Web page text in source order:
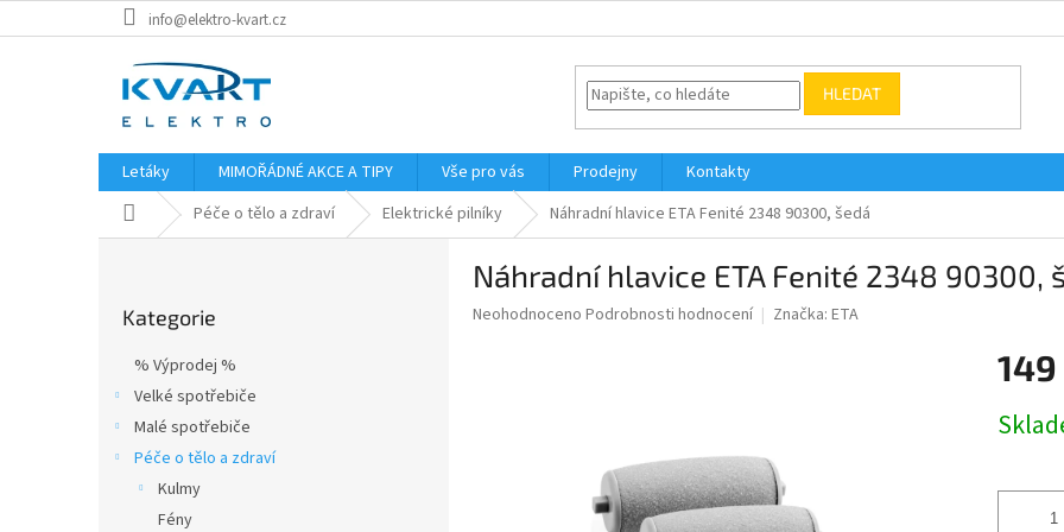
na
info@elektro-kvart.cz
HLEDAT
Letáky MIMOŘÁDNÉ AKCE A TIPY Vše pro vás Prodejny
Kontakty
Domů Péče o tělo a zdraví Elektrické pilníky Náhradní hlavice ETA Fenité 2348 90300, šedá
kategorie
Kategorie
% Výprodej %
Velké spotřebiče
Malé spotřebiče
Péče o tělo a zdraví
Kulmy
Fény
Náhradní hlavice ETA Fenité 2348 90300,
Průměrné
Neohodnoceno Podrobnosti hodnocení Značka: ETA
149
cena: